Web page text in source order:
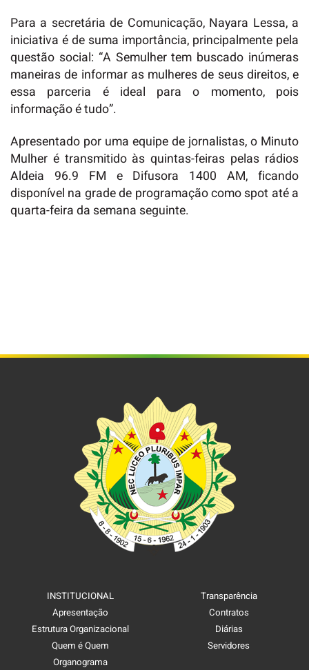
Para a secretária de Comunicação, Nayara Lessa, a
iniciativa é de suma importância, principalmente pela
questão social: “A Semulher tem buscado inúmeras
maneiras de informar as mulheres de seus direitos, e
essa parceria é ideal para o momento, pois
informação é tudo”.
Apresentado por uma equipe de jornalistas, o Minuto
Mulher é transmitido às quintas-feiras pelas rádios
Aldeia 96.9 FM e Difusora 1400 AM, ficando
disponível na grade de programação como spot até a
quarta-feira da semana seguinte.
INSTITUCIONAL
Apresentação
Estrutura Organizacional
Quem é Quem
Organograma
Transparência
Contratos
Diárias
Servidores